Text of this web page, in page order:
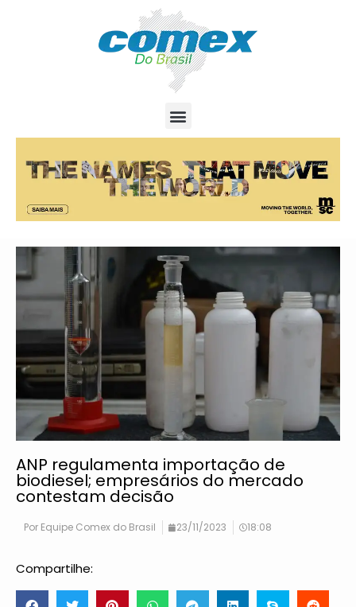
ANP regulamenta importação de
biodiesel; empresários do mercado
contestam decisão
Por Equipe Comex do Brasil 23/11/2023 18:08
Compartilhe: